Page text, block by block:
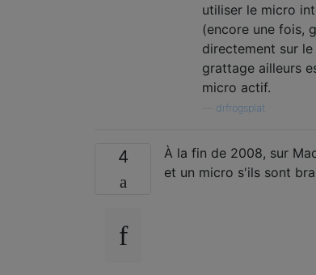
utiliser le micro
(encore une fois,
directement sur
grattage ailleurs
micro actif.
drfrogsplat
4
À la fin de 2008, sur
et un micro s'ils sont